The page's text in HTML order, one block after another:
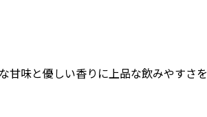
甘味と優しい香りに上品な飲みやすさ